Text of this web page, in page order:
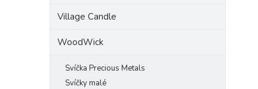
Village Candle
WoodWick
Svíčka Precious Metals
Svíčky malé